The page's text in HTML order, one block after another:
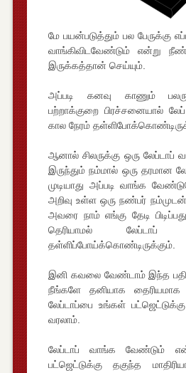
மே பயன்படுத்தும் பல பேருக்கு
வாங்கிவிடவேண்டும் என்று
இருக்கத்தான் செய்யும்.
அப்படி கனவு காணும்
பற்றாக்குறை பிரச்சனையால்
கால நேரம்
ஆனால் சிலருக்கு ஒரு லேப்டாப்
இருந்தும் நம்மால் ஒரு தரமான
முடியாது அப்படி வாங்க
அறிவு உள்ள ஒரு நண்பர்
அவரை நாம் எங்கு தேடி
தெரியாமல்
தள்ளிப்போய்க்கொண்டிருக்கும்.
இனி கவலை வேண்டாம் இந்த
நீங்களே தனியாக
லேப்டாப்பை உங்கள் பட்ஜெட்டுக்கு
வரலாம்.
லேப்டாப் வாங்க வேண்டும்
பட்ஜெட்டுக்கு தகுந்த